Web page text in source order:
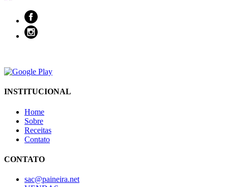
INSTITUCIONAL
Home
Sobre
Receitas
Contato
CONTATO
sac@paineira.net